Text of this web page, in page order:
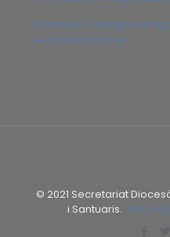
Pontificio Consiglio per
evangelizzazione
© 2021 Secretariat
i Santuaris. Avís